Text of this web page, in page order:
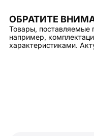
ОБРАТИТЕ
Товары, поставляемые
например,
характеристиками.